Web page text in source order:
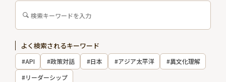
お問い合わせ
アクセス
会員制度
メルマガ登録
よく検索されるキーワード
#API #政策対話 #日本 #アジア太平洋
#異文化理解
#リーダーシップ